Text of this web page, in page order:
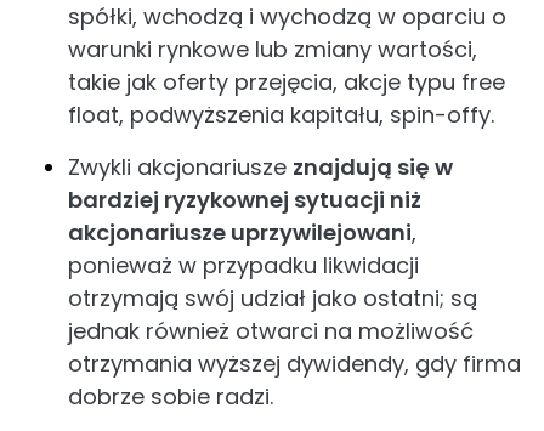
spółki, wchodzą i wychodzą w oparciu o
warunki rynkowe lub zmiany wartości,
takie jak oferty przejęcia, akcje typu free
float, podwyższenia kapitału, spin-offy.
Zwykli akcjonariusze znajdują się w
bardziej ryzykownej sytuacji niż
akcjonariusze uprzywilejowani,
ponieważ w przypadku likwidacji
otrzymają swój udział jako ostatni; są
jednak również otwarci na możliwość
otrzymania wyższej dywidendy, gdy firma
dobrze sobie radzi.